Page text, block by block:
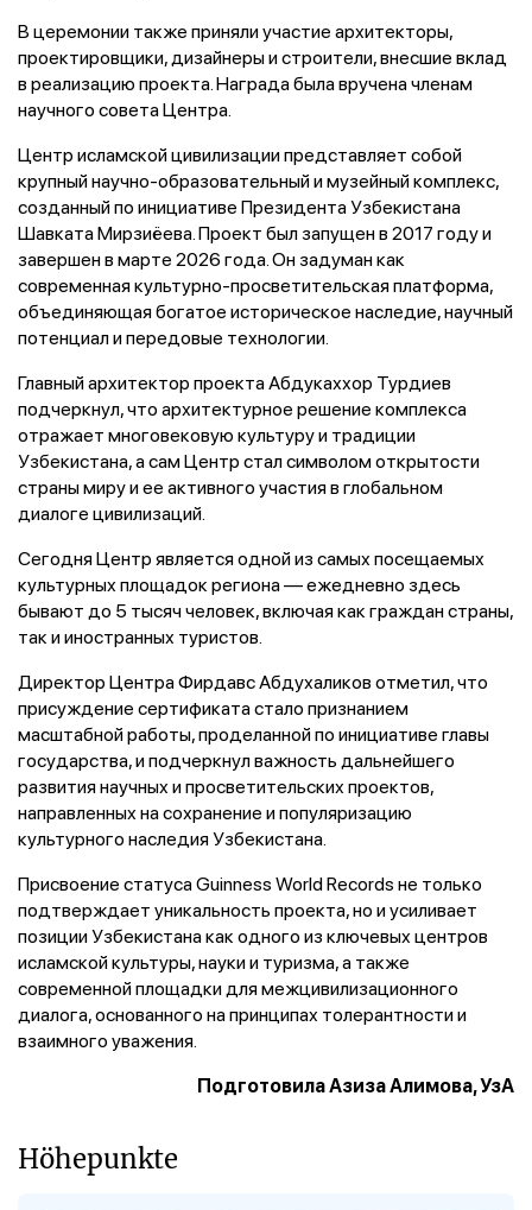
В церемонии также приняли участие архитекторы,
проектировщики, дизайнеры и строители, внесшие вклад
в реализацию проекта. Награда была вручена членам
научного совета Центра.
Центр исламской цивилизации представляет собой
крупный научно-образовательный и музейный комплекс,
созданный по инициативе Президента Узбекистана
Шавката Мирзиёева. Проект был запущен в 2017 году и
завершен в марте 2026 года. Он задуман как
современная культурно-просветительская платформа,
объединяющая богатое историческое наследие, научный
потенциал и передовые технологии.
Главный архитектор проекта Абдукаххор Турдиев
подчеркнул, что архитектурное решение комплекса
отражает многовековую культуру и традиции
Узбекистана, а сам Центр стал символом открытости
страны миру и ее активного участия в глобальном
диалоге цивилизаций.
Сегодня Центр является одной из самых посещаемых
культурных площадок региона — ежедневно здесь
бывают до 5 тысяч человек, включая как граждан страны,
так и иностранных туристов.
Директор Центра Фирдавс Абдухаликов отметил, что
присуждение сертификата стало признанием
масштабной работы, проделанной по инициативе главы
государства, и подчеркнул важность дальнейшего
развития научных и просветительских проектов,
направленных на сохранение и популяризацию
культурного наследия Узбекистана.
Присвоение статуса Guinness World Records не только
подтверждает уникальность проекта, но и усиливает
позиции Узбекистана как одного из ключевых центров
исламской культуры, науки и туризма, а также
современной площадки для межцивилизационного
диалога, основанного на принципах толерантности и
взаимного уважения.
Подготовила Азиза Алимова, УзА
Höhepunkte